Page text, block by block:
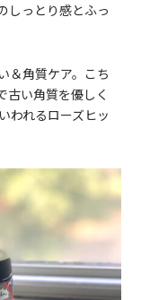
しっとり感とふっ
＆角質ケア。こち
古い角質を優しく
われるローズヒッ